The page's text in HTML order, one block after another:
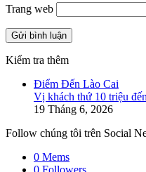
Trang web
Kiểm tra thêm
Điểm Đến Lào Cai
Vị khách thứ 10 triệu
19 Tháng 6, 2026
Follow chúng tôi trên Social
0 Mems
0 Followers